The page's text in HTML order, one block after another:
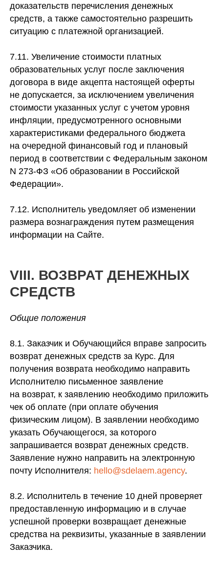
доказательств перечисления денежных
средств, а также самостоятельно разрешить
ситуацию с платежной организацией.
7.11. Увеличение стоимости платных
образовательных услуг после заключения
договора в виде акцепта настоящей оферты
не допускается, за исключением увеличения
стоимости указанных услуг с учетом уровня
инфляции, предусмотренного основными
характеристиками федерального бюджета
на очередной финансовый год и плановый
период в соответствии с Федеральным законом
N 273-ФЗ «Об образовании в Российской
Федерации».
7.12. Исполнитель уведомляет об изменении
размера вознаграждения путем размещения
информации на Сайте.
VIII. ВОЗВРАТ ДЕНЕЖНЫХ
СРЕДСТВ
Общие положения
8.1. Заказчик и Обучающийся вправе запросить
возврат денежных средств за Курс. Для
получения возврата необходимо направить
Исполнителю письменное заявление
на возврат, к заявлению необходимо приложить
чек об оплате (при оплате обучения
физическим лицом). В заявлении необходимо
указать Обучающегося, за которого
запрашивается возврат денежных средств.
Заявление нужно направить на электронную
почту Исполнителя: hello@sdelaem.agency.
8.2. Исполнитель в течение 10 дней проверяет
предоставленную информацию и в случае
успешной проверки возвращает денежные
средства на реквизиты, указанные в заявлении
Заказчика.